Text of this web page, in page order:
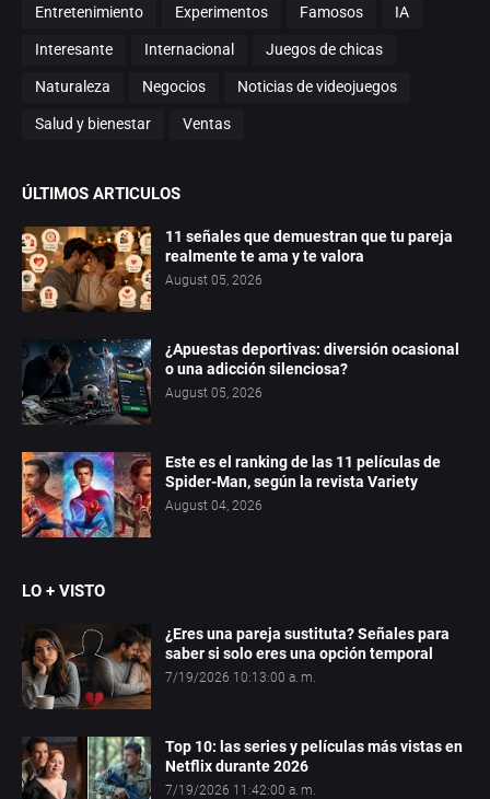
Entretenimiento Experimentos Famosos IA
Interesante Internacional Juegos de chicas
Naturaleza Negocios Noticias de videojuegos
Salud y bienestar Ventas
ÚLTIMOS ARTICULOS
11 señales que demuestran que tu pareja
realmente te ama y te valora
August 05, 2026
¿Apuestas deportivas: diversión ocasional
o una adicción silenciosa?
August 05, 2026
Este es el ranking de las 11 películas de
Spider-Man, según la revista Variety
August 04, 2026
LO + VISTO
¿Eres una pareja sustituta? Señales para
saber si solo eres una opción temporal
7/19/2026 10:13:00 a. m.
Top 10: las series y películas más vistas en
Netflix durante 2026
7/19/2026 11:42:00 a. m.